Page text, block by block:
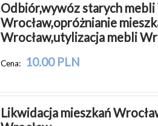
Odbiór,wywóz starych
Wrocław,opróżnianie
Wrocław,utylizacja mebli
Cena: 10.00 PLN
Likwidacja mieszkań